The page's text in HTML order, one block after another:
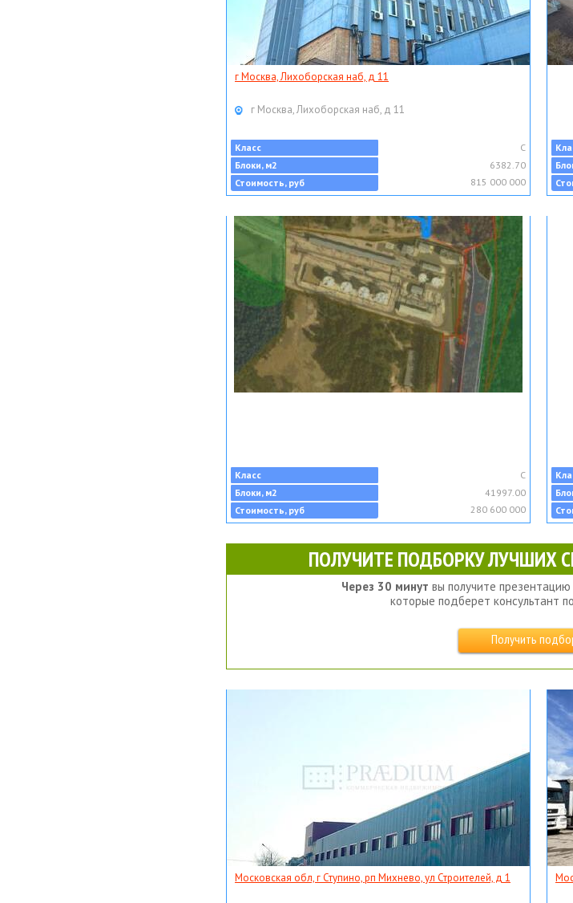
г Москва, Лихоборская наб, д 11
г Москва, Лихоборская наб, д 11
Класс
C
Блоки, м2
6382.70
Стоимость, руб
815 000 000
Класс
C
Блоки, м2
41997.00
Стоимость, руб
280 600 000
ПОЛУЧИТЕ ПОДБОРКУ ЛУЧШИХ
Через 30 минут вы получите
которые подберет консультант
Получить
Московская обл, г Ступино, рп Михнево, ул Строителей, д 1